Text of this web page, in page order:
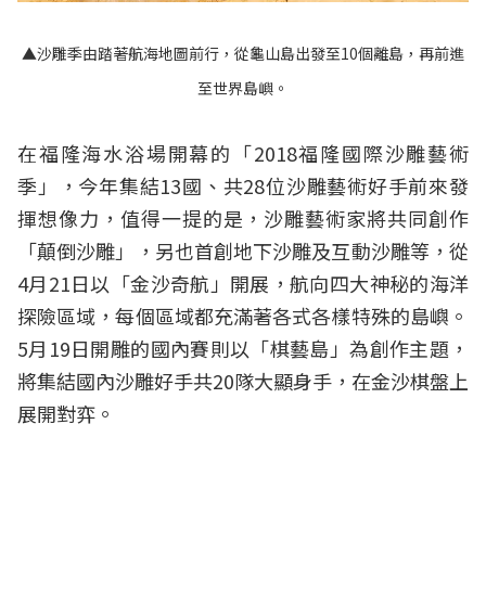
▲沙雕季由踏著航海地圖前行，從龜山島出發至10個離島，再前進
至世界島嶼。
在福隆海水浴場開幕的「2018福隆國際沙雕藝術
季」，今年集結13國、共28位沙雕藝術好手前來發
揮想像力，值得一提的是，沙雕藝術家將共同創作
「顛倒沙雕」，另也首創地下沙雕及互動沙雕等，從
4月21日以「金沙奇航」開展，航向四大神秘的海洋
探險區域，每個區域都充滿著各式各樣特殊的島嶼。
5月19日開雕的國內賽則以「棋藝島」為創作主題，
將集結國內沙雕好手共20隊大顯身手，在金沙棋盤上
展開對弈。